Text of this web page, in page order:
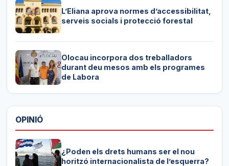
L’Eliana aprova normes d’accessibilitat,
serveis socials i protecció forestal
Olocau incorpora dos treballadors
durant deu mesos amb els programes
de Labora
OPINIÓ
¿Poden els drets humans ser el nou
horitzó internacionalista de l’esquerra?